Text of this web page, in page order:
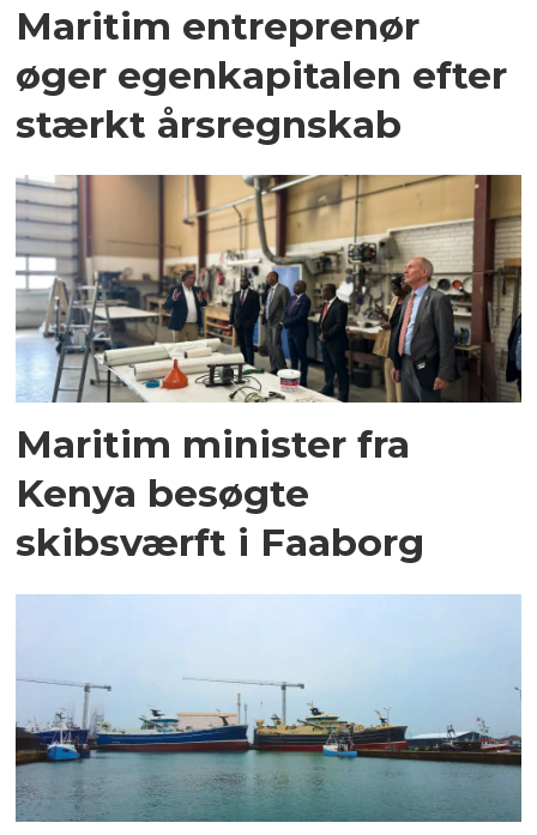
Maritim entreprenør
øger egenkapitalen efter
stærkt årsregnskab
Maritim minister fra
Kenya besøgte
skibsværft i Faaborg